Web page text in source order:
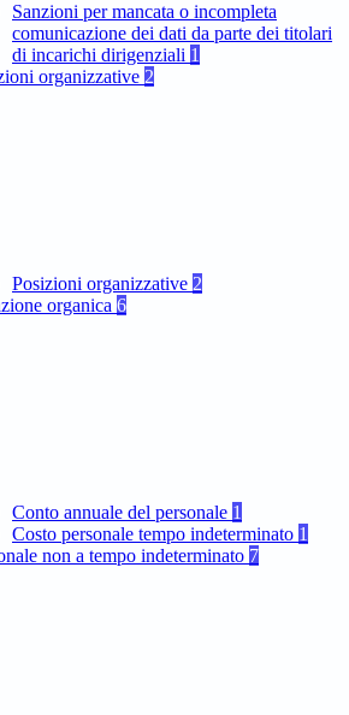
Sanzioni per mancata o incompleta
comunicazione dei dati da parte dei titolari
di incarichi dirigenziali 1
organizzative 2
Posizioni organizzative 2
organica 6
Conto annuale del personale 1
Costo personale tempo indeterminato 1
non a tempo indeterminato 7